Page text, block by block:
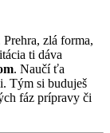
zlá forma,
ti dáva
. Naučí ťa
Tým si buduješ
fáz prípravy či